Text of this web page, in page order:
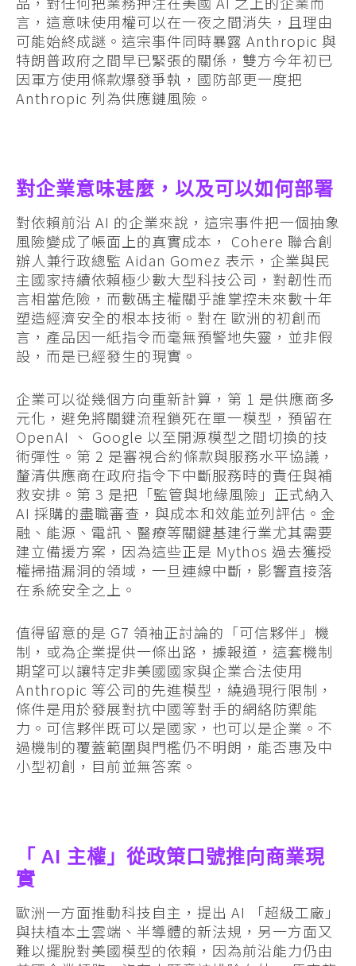
言，這意味使用權可以在一夜之間消失，且理由
可能始終成謎。這宗事件同時暴露 Anthropic 與
特朗普政府之間早已緊張的關係，雙方今年初已
因軍方使用條款爆發爭執，國防部更一度把
Anthropic 列為供應鏈風險。
對企業意味甚麼，以及可以如何部署
對依賴前沿 AI 的企業來說，這宗事件把一個抽象
風險變成了帳面上的真實成本， Cohere 聯合創
辦人兼行政總監 Aidan Gomez 表示，企業與民
主國家持續依賴極少數大型科技公司，對韌性而
言相當危險，而數碼主權關乎誰掌控未來數十年
塑造經濟安全的根本技術。對在 歐洲的初創而
言，產品因一紙指令而毫無預警地失靈，並非假
設，而是已經發生的現實。
企業可以從幾個方向重新計算，第 1 是供應商多
元化，避免將關鍵流程鎖死在單一模型，預留在
OpenAI 、 Google 以至開源模型之間切換的技
術彈性。第 2 是審視合約條款與服務水平協議，
釐清供應商在政府指令下中斷服務時的責任與補
救安排。第 3 是把「監管與地緣風險」正式納入
AI 採購的盡職審查，與成本和效能並列評估。金
融、能源、電訊、醫療等關鍵基建行業尤其需要
建立備援方案，因為這些正是 Mythos 過去獲授
權掃描漏洞的領域，一旦連線中斷，影響直接落
在系統安全之上。
值得留意的是 G7 領袖正討論的「可信夥伴」機
制，或為企業提供一條出路，據報道，這套機制
期望可以讓特定非美國國家與企業合法使用
Anthropic 等公司的先進模型，繞過現行限制，
條件是用於發展對抗中國等對手的網絡防禦能
力。可信夥伴既可以是國家，也可以是企業。不
過機制的覆蓋範圍與門檻仍不明朗，能否惠及中
小型初創，目前並無答案。
「 AI 主權」從政策口號推向商業現
實
歐洲一方面推動科技自主，提出 AI 「超級工廠」
與扶植本土雲端、半導體的新法規，另一方面又
難以擺脫對美國模型的依賴，因為前沿能力仍由